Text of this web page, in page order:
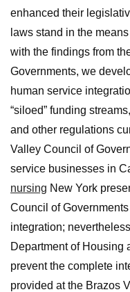
enhanced their
laws stand in the
with the findings from
Governments, we
human service
“siloed” funding
and other regulations
Valley Council of
service businesses in
nursing New York
Council of
integration;
Department of Housing
prevent the complete
provided at the Brazos